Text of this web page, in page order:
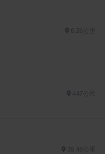
447公尺
39.48公里